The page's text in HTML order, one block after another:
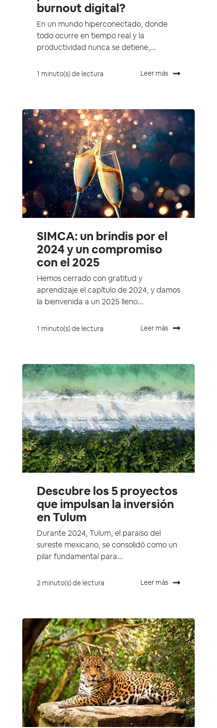
burnout digital?
En un mundo hiperconectado, donde
todo ocurre en tiempo real y la
productividad nunca se detiene,...
1 minuto(s) de lectura Leer más
SIMCA: un brindis por el
2024 y un compromiso
con el 2025
Hemos cerrado con gratitud y
aprendizaje el capítulo de 2024, y damos
la bienvenida a un 2025 lleno...
1 minuto(s) de lectura Leer más
Descubre los 5 proyectos
que impulsan la inversión
en Tulum
Durante 2024, Tulum, el paraíso del
sureste mexicano, se consolidó como un
pilar fundamental para...
2 minuto(s) de lectura Leer más